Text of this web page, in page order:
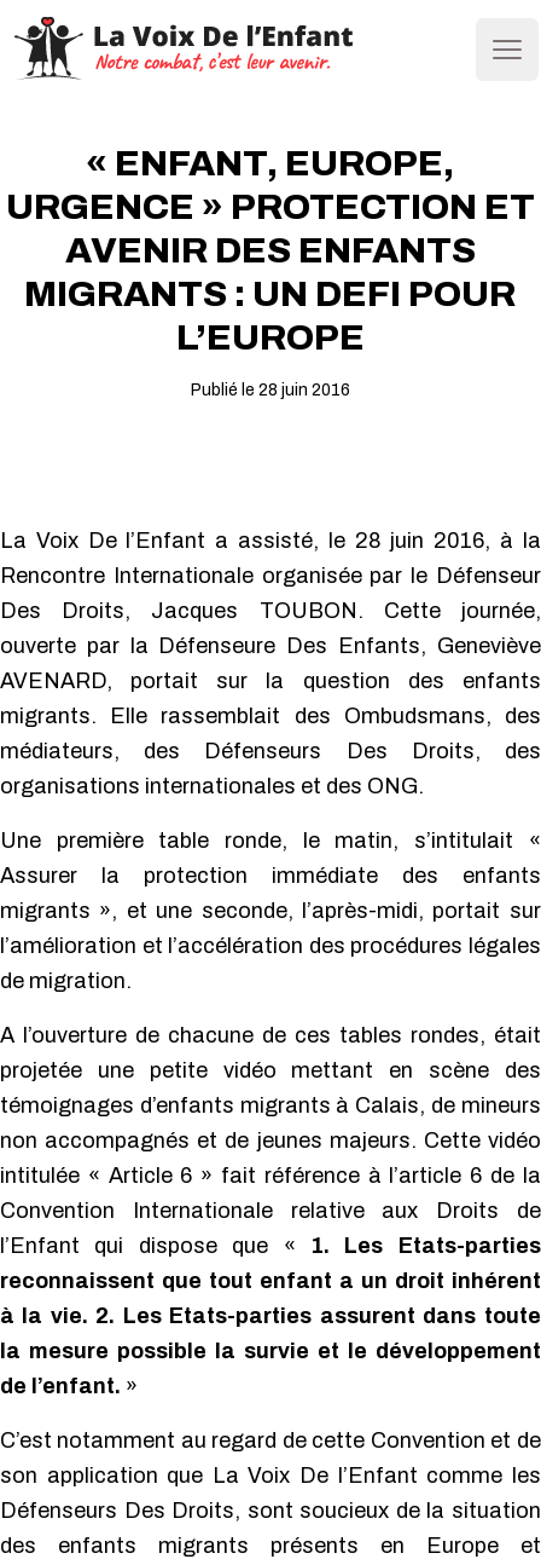
« ENFANT, EUROPE,
URGENCE » PROTECTION ET
AVENIR DES ENFANTS
MIGRANTS : UN DEFI POUR
L’EUROPE
Publié le 28 juin 2016
La Voix De l’Enfant a assisté, le 28 juin 2016, à la
Rencontre Internationale organisée par le Défenseur
Des Droits, Jacques TOUBON. Cette journée,
ouverte par la Défenseure Des Enfants, Geneviève
AVENARD, portait sur la question des enfants
migrants. Elle rassemblait des Ombudsmans, des
médiateurs, des Défenseurs Des Droits, des
organisations internationales et des ONG.
Une première table ronde, le matin, s’intitulait «
Assurer la protection immédiate des enfants
migrants », et une seconde, l’après-midi, portait sur
l’amélioration et l’accélération des procédures légales
de migration.
A l’ouverture de chacune de ces tables rondes, était
projetée une petite vidéo mettant en scène des
témoignages d’enfants migrants à Calais, de mineurs
non accompagnés et de jeunes majeurs. Cette vidéo
intitulée « Article 6 » fait référence à l’article 6 de la
Convention Internationale relative aux Droits de
l’Enfant qui dispose que « 1. Les Etats-parties
reconnaissent que tout enfant a un droit inhérent
à la vie. 2. Les Etats-parties assurent dans toute
la mesure possible la survie et le développement
de l’enfant. »
C’est notamment au regard de cette Convention et de
son application que La Voix De l’Enfant comme les
Défenseurs Des Droits, sont soucieux de la situation
des enfants migrants présents en Europe et